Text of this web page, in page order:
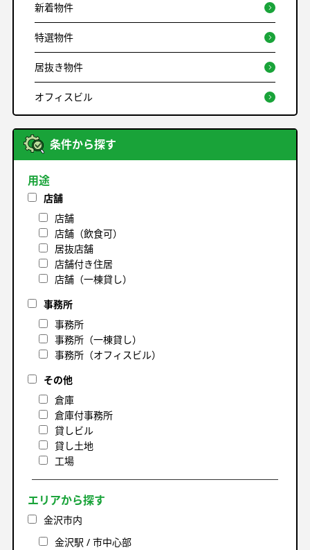
新着物件
特選物件
居抜き物件
オフィスビル
条件から探す
用途
店舗
店舗
店舗（飲食可）
居抜店舗
店舗付き住居
店舗（一棟貸し）
事務所
事務所
事務所（一棟貸し）
事務所（オフィスビル）
その他
倉庫
倉庫付事務所
貸しビル
貸し土地
工場
エリアから探す
金沢市内
金沢駅 / 市中心部